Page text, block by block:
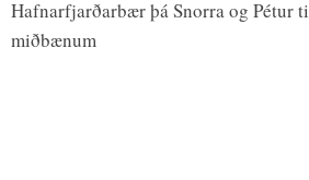
Hafnarfjarðarbær þá Snorra og Pétur
miðbænum